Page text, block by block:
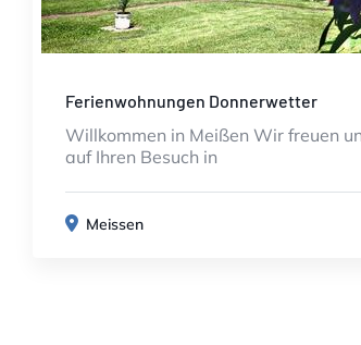
Ferienwohnungen Donnerwetter
Willkommen in Meißen Wir freuen
auf Ihren Besuch in
Meissen